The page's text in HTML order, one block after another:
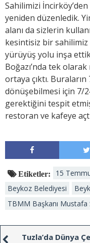
Sahilimizi
yeniden düzenledik.
alanı da sizlerin
kesintisiz bir
yürüyüş yolu inşa
Boğazı’nda tek
ortaya çıktı.
dönüşebilmesi için 7/
gerektiğini tespit
restoran ve kafeye
Etiketler:
15
Beykoz Belediyesi
TBMM Başkanı Mustafa
Tuzla’da Dünya